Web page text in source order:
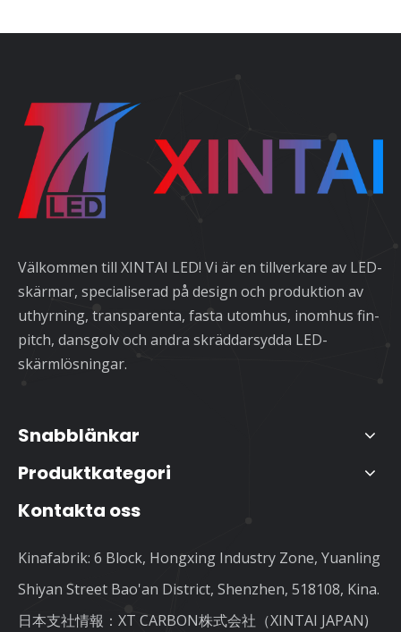
Välkommen till XINTAI LED! Vi är en tillverkare av LED-
skärmar, specialiserad på design och produktion av
uthyrning, transparenta, fasta utomhus, inomhus fin-
pitch, dansgolv och andra skräddarsydda LED-
skärmlösningar.
Snabblänkar
Produktkategori
Kontakta oss
Kinafabrik: 6 Block, Hongxing Industry Zone, Yuanling
Shiyan Street Bao'an District, Shenzhen, 518108, Kina.
日本支社情報：XT CARBON株式会社（XINTAI JAPAN)